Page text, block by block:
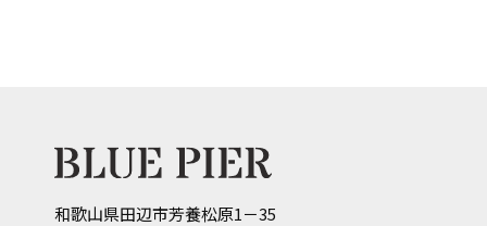
和歌山県田辺市芳養松原1－35